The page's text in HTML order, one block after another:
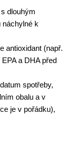
dlouhým
k
antioxidant (např.
a DHA před
spotřeby,
obalu a v
je v pořádku),